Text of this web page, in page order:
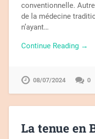
conventionnelle.
de la médecine
n’ayant…
Continue Reading →
08/07/2024 0
La tenue en